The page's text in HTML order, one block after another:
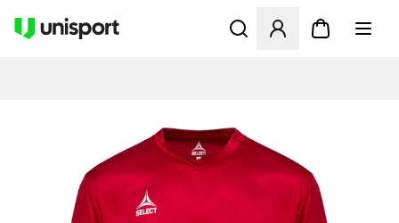
Åbner en Modal til at